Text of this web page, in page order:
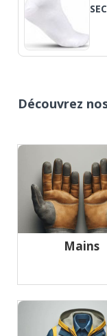
Découvrez
Mains